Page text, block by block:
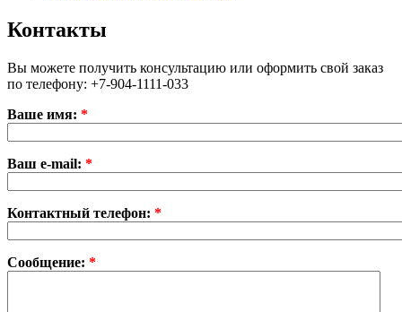
Контакты
Вы можете получить консультацию или оформить свой заказ
по телефону: +7-904-1111-033
Ваше имя: *
Ваш e-mail: *
Контактный телефон: *
Сообщение: *